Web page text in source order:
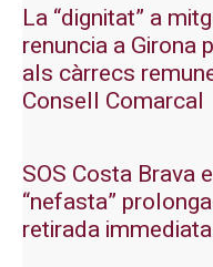
La “dignitat” a
renuncia a Girona
als càrrecs
Consell Comarcal
SOS Costa Brava
“nefasta”
retirada immediata